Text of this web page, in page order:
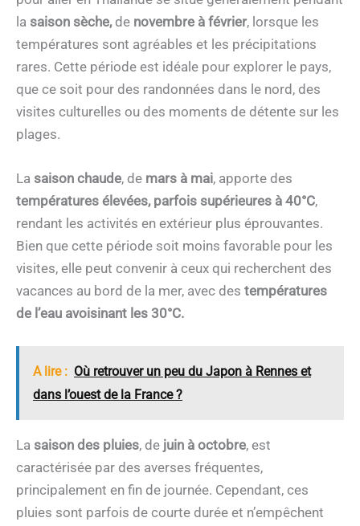
la saison sèche,de novembre à février, lorsque les
températures sont agréables et les précipitations
rares. Cette période est idéale pour explorer le pays,
que ce soit pour des randonnées dans le nord, des
visites culturelles ou des moments de détente sur les
plages.
La saison chaude, de mars à mai, apporte des
températures élevées, parfois supérieures à 40°C,
rendant les activités en extérieur plus éprouvantes.
Bien que cette période soit moins favorable pour les
visites, elle peut convenir à ceux qui recherchent des
vacances au bord de la mer, avec des températures
de l’eau avoisinant les 30°C.
A lire : Où retrouver un peu du Japon à Rennes et
dans l’ouest de la France ?
La saison des pluies, de juin à octobre, est
caractérisée par des averses fréquentes,
principalement en fin de journée. Cependant, ces
pluies sont parfois de courte durée et n’empêchent